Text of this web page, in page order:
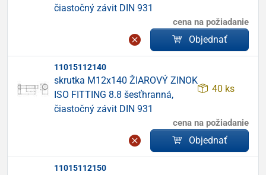
čiastočný závit DIN 931
cena na požiadanie
Objednať
11015112140
skrutka M12x140 ŽIAROVÝ ZINOK
ISO FITTING 8.8 šesťhranná,
čiastočný závit DIN 931
40 ks
cena na požiadanie
Objednať
11015112150